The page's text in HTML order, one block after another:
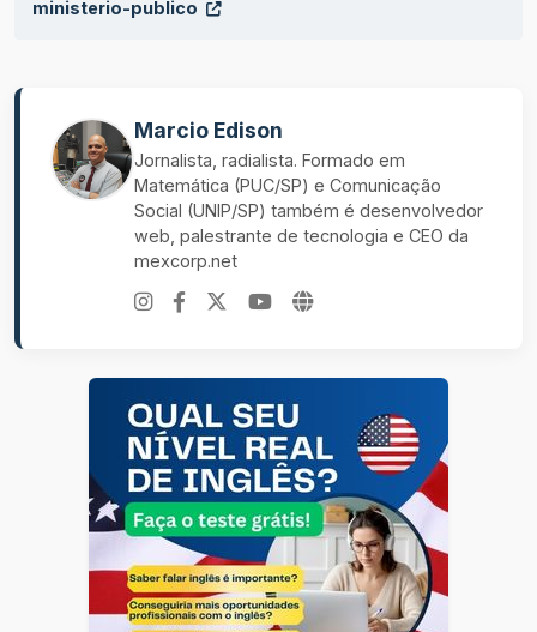
ministerio-publico
Marcio Edison
Jornalista, radialista. Formado em
Matemática (PUC/SP) e Comunicação
Social (UNIP/SP) também é desenvolvedor
web, palestrante de tecnologia e CEO da
mexcorp.net